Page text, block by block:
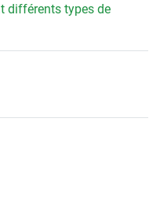
différents types de